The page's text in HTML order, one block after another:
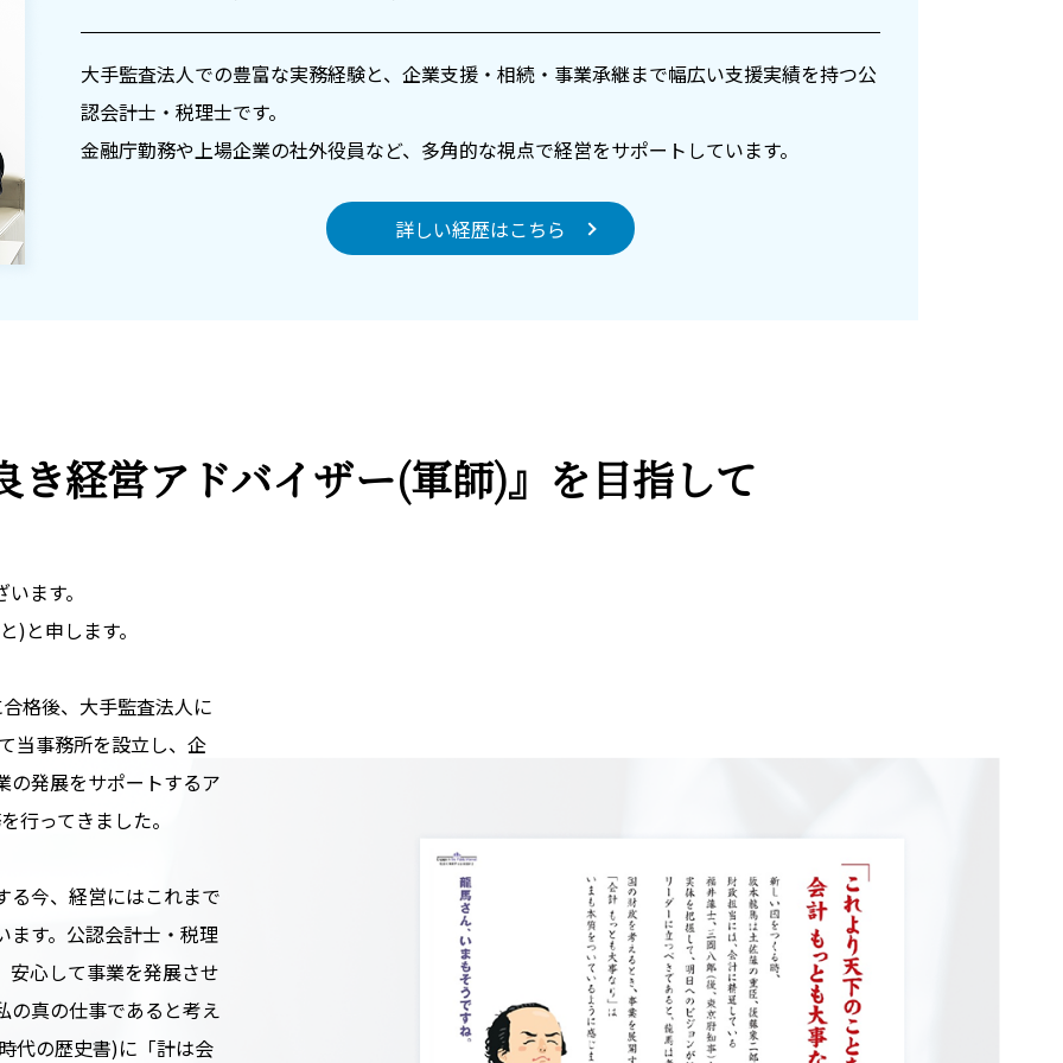
大手監査法人での豊富な実務経験と、企業支援・相続・事業承継まで幅広い支援実績を持つ公
認会計士・税理士です。
金融庁勤務や上場企業の社外役員など、多角的な視点で経営をサポートしています。
詳しい経歴はこちら
き経営アドバイザー(軍師)』を目指して
ます。
)と申します。
格後、大手監査法人に
当事務所を設立し、企
の発展をサポートするア
行ってきました。
る今、経営にはこれまで
ます。公認会計士・税理
安心して事業を発展させ
の真の仕事であると考え
代の歴史書)に「計は会